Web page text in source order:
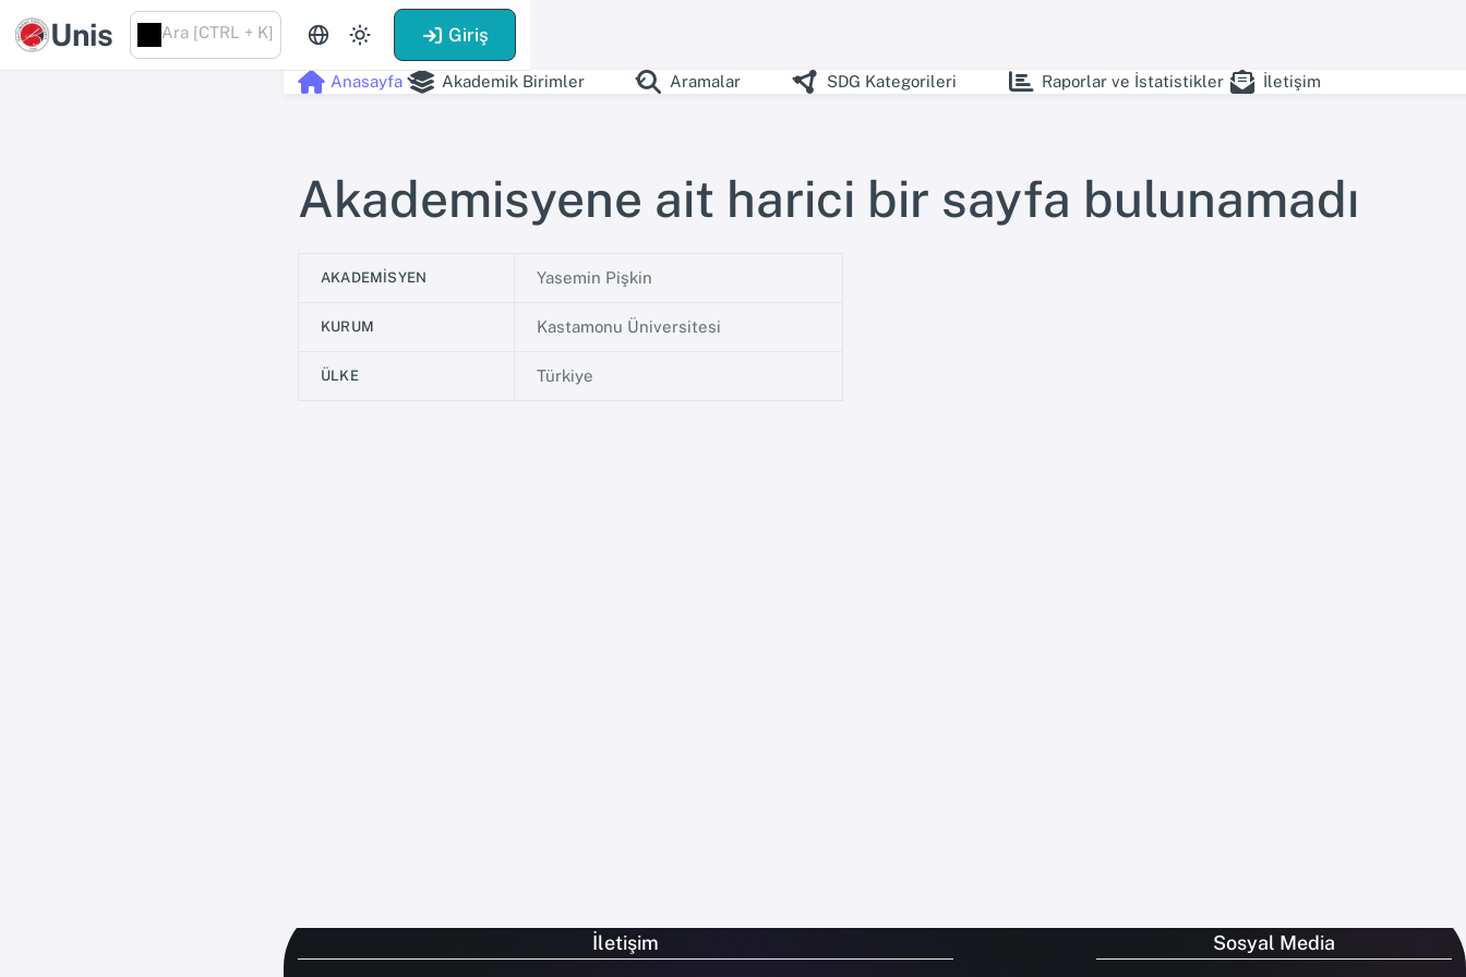
Unis Ara [CTRL + K] Giriş
Anasayfa Akademik Birimler Aramalar SDG Kategorileri Raporlar ve İstatistikler İletişim
Akademisyene ait harici bir sayfa bulunamadı
AKADEMISYEN Yasemin Pişkin
KURUM Kastamonu Üniversitesi
ÜLKE Türkiye
İletişim Sosyal Media